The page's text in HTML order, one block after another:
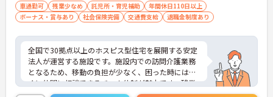
車通勤可 残業少なめ 託児所・育児補助
年間休日110日以上
ボーナス・賞与あり
社会保険完備 交通費支給 退職金制度あり
全国で30拠点以上のホスピス型住宅を展開する安定
法人が運営する施設です。施設内での訪問介護業務
となるため、移動の負担が少なく、困った時にはす
ぐに仲間に相談できるチーム体制が魅力です。残業
は全社平均残業月5時間程度と少なく、3日以上の連